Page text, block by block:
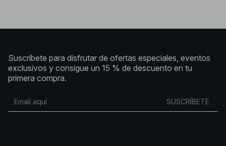
Suscríbete para disfrutar de ofertas especiales, eventos
exclusivos y consigue un 15 % de descuento en tu
primera compra.
SUSCRÍBETE